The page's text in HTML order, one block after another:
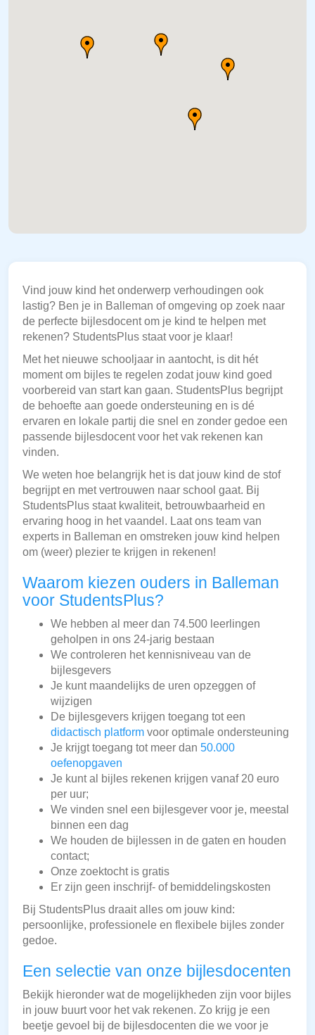
Vind jouw kind het onderwerp verhoudingen ook
lastig? Ben je in Balleman of omgeving op zoek naar
de perfecte bijlesdocent om je kind te helpen met
rekenen? StudentsPlus staat voor je klaar!
Met het nieuwe schooljaar in aantocht, is dit hét
moment om bijles te regelen zodat jouw kind goed
voorbereid van start kan gaan. StudentsPlus begrijpt
de behoefte aan goede ondersteuning en is dé
ervaren en lokale partij die snel en zonder gedoe een
passende bijlesdocent voor het vak rekenen kan
vinden.
We weten hoe belangrijk het is dat jouw kind de stof
begrijpt en met vertrouwen naar school gaat. Bij
StudentsPlus staat kwaliteit, betrouwbaarheid en
ervaring hoog in het vaandel. Laat ons team van
experts in Balleman en omstreken jouw kind helpen
om (weer) plezier te krijgen in rekenen!
Waarom kiezen ouders in Balleman
voor StudentsPlus?
We hebben al meer dan 74.500 leerlingen
geholpen in ons 24-jarig bestaan
We controleren het kennisniveau van de
bijlesgevers
Je kunt maandelijks de uren opzeggen of
wijzigen
De bijlesgevers krijgen toegang tot een
didactisch platform voor optimale ondersteuning
Je krijgt toegang tot meer dan 50.000
oefenopgaven
Je kunt al bijles rekenen krijgen vanaf 20 euro
per uur;
We vinden snel een bijlesgever voor je, meestal
binnen een dag
We houden de bijlessen in de gaten en houden
contact;
Onze zoektocht is gratis
Er zijn geen inschrijf- of bemiddelingskosten
Bij StudentsPlus draait alles om jouw kind:
persoonlijke, professionele en flexibele bijles zonder
gedoe.
Een selectie van onze bijlesdocenten
Bekijk hieronder wat de mogelijkheden zijn voor bijles
in jouw buurt voor het vak rekenen. Zo krijg je een
beetje gevoel bij de bijlesdocenten die we voor je